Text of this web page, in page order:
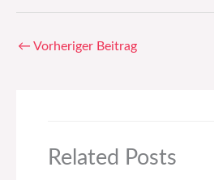
← Vorheriger Beitrag
Related Posts